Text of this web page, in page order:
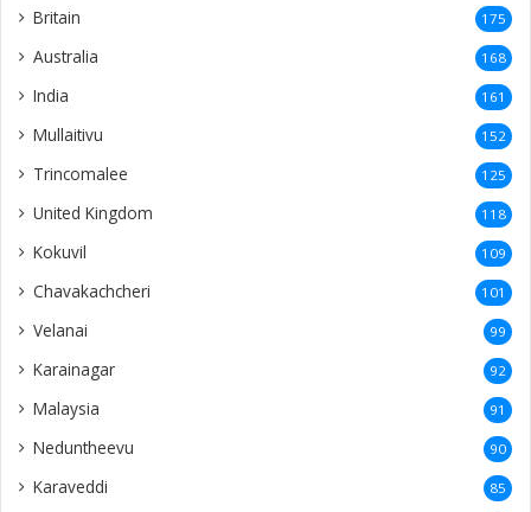
Britain 175
Australia 168
India 161
Mullaitivu 152
Trincomalee 125
United Kingdom 118
Kokuvil 109
Chavakachcheri 101
Velanai 99
Karainagar 92
Malaysia 91
Neduntheevu 90
Karaveddi 85